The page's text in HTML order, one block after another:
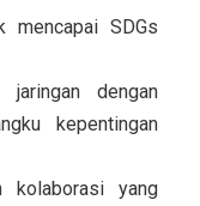
mencapai SDGs
jaringan dengan
kepentingan
kolaborasi yang